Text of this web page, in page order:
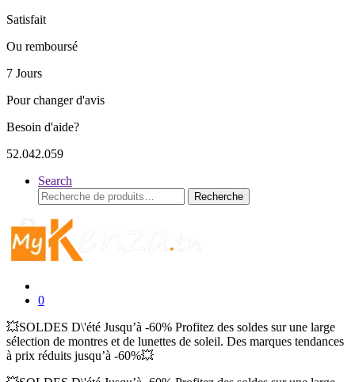
Satisfait
Ou remboursé
7 Jours
Pour changer d'avis
Besoin d'aide?
52.042.059
Search
Recherche
pour :
Recherche
0
💥SOLDES D\'été Jusqu’à -60% Profitez des soldes sur une large
sélection de montres et de lunettes de soleil. Des marques tendances
à prix réduits jusqu’à -60%💥